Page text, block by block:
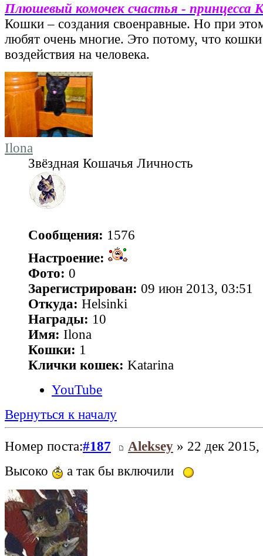
Плюшевый комочек счастья - принцесса
Кошки – создания своенравные. Но при
любят очень многие. Это потому, что кошки
воздействия на человека.
Ilona
Звёздная Кошачья Личность
Сообщения: 1576
Настроение:
Фото: 0
Зарегистрирован: 09 июн 2013, 03:51
Откуда: Helsinki
Награды: 10
Имя: Ilona
Кошки: 1
Клички кошек: Katarina
YouTube
Вернуться к началу
Номер поста:#187 Aleksey » 22 дек
Высоко
а так бы включили